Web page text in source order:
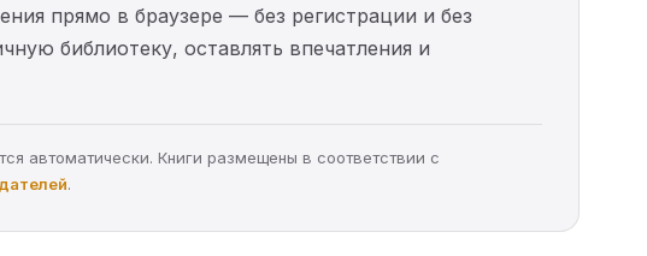
прямо в браузере — без регистрации и без
библиотеку, оставлять впечатления и
автоматически. Книги размещены в соответствии с
.